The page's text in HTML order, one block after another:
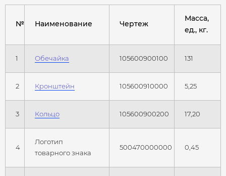
№ Наименование Чертеж
Масса,
ед., кг.
1 Обечайка 105600900100 131
2 Кронштейн 105600910000 5,25
3 Кольцо 105600900200 17,20
4
Логотип
товарного знака
500470000000 0,45